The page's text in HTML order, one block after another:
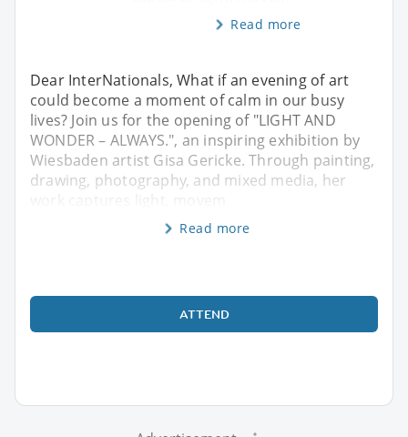
Read more
Dear InterNationals, What if an evening of art
could become a moment of calm in our busy
lives? Join us for the opening of "LIGHT AND
WONDER – ALWAYS.", an inspiring exhibition by
Wiesbaden artist Gisa Gericke. Through painting,
drawing, photography, and mixed media, her
Read more
ATTEND